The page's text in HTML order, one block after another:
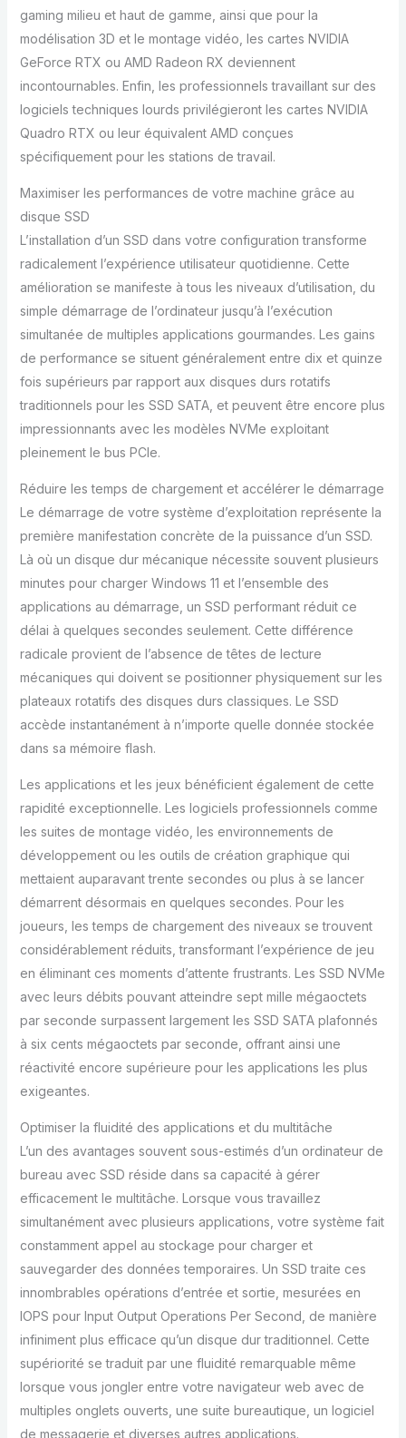
gaming milieu et haut de gamme, ainsi que pour la
modélisation 3D et le montage vidéo, les cartes NVIDIA
GeForce RTX ou AMD Radeon RX deviennent
incontournables. Enfin, les professionnels travaillant sur des
logiciels techniques lourds privilégieront les cartes NVIDIA
Quadro RTX ou leur équivalent AMD conçues
spécifiquement pour les stations de travail.
Maximiser les performances de votre machine grâce au
disque SSD
L’installation d’un SSD dans votre configuration transforme
radicalement l’expérience utilisateur quotidienne. Cette
amélioration se manifeste à tous les niveaux d’utilisation, du
simple démarrage de l’ordinateur jusqu’à l’exécution
simultanée de multiples applications gourmandes. Les gains
de performance se situent généralement entre dix et quinze
fois supérieurs par rapport aux disques durs rotatifs
traditionnels pour les SSD SATA, et peuvent être encore plus
impressionnants avec les modèles NVMe exploitant
pleinement le bus PCIe.
Réduire les temps de chargement et accélérer le démarrage
Le démarrage de votre système d’exploitation représente la
première manifestation concrète de la puissance d’un SSD.
Là où un disque dur mécanique nécessite souvent plusieurs
minutes pour charger Windows 11 et l’ensemble des
applications au démarrage, un SSD performant réduit ce
délai à quelques secondes seulement. Cette différence
radicale provient de l’absence de têtes de lecture
mécaniques qui doivent se positionner physiquement sur les
plateaux rotatifs des disques durs classiques. Le SSD
accède instantanément à n’importe quelle donnée stockée
dans sa mémoire flash.
Les applications et les jeux bénéficient également de cette
rapidité exceptionnelle. Les logiciels professionnels comme
les suites de montage vidéo, les environnements de
développement ou les outils de création graphique qui
mettaient auparavant trente secondes ou plus à se lancer
démarrent désormais en quelques secondes. Pour les
joueurs, les temps de chargement des niveaux se trouvent
considérablement réduits, transformant l’expérience de jeu
en éliminant ces moments d’attente frustrants. Les SSD NVMe
avec leurs débits pouvant atteindre sept mille mégaoctets
par seconde surpassent largement les SSD SATA plafonnés
à six cents mégaoctets par seconde, offrant ainsi une
réactivité encore supérieure pour les applications les plus
exigeantes.
Optimiser la fluidité des applications et du multitâche
L’un des avantages souvent sous-estimés d’un ordinateur de
bureau avec SSD réside dans sa capacité à gérer
efficacement le multitâche. Lorsque vous travaillez
simultanément avec plusieurs applications, votre système fait
constamment appel au stockage pour charger et
sauvegarder des données temporaires. Un SSD traite ces
innombrables opérations d’entrée et sortie, mesurées en
IOPS pour Input Output Operations Per Second, de manière
infiniment plus efficace qu’un disque dur traditionnel. Cette
supériorité se traduit par une fluidité remarquable même
lorsque vous jongler entre votre navigateur web avec de
multiples onglets ouverts, une suite bureautique, un logiciel
de messagerie et diverses autres applications.